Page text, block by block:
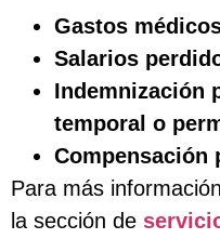
Gastos
Salarios
Indemnización
temporal o
Para más
la sección de